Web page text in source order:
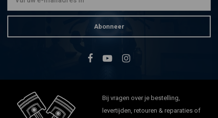
Abonneer
Bij vragen over je bestelling,
levertijden, retouren & reparaties of